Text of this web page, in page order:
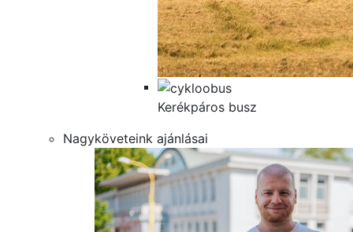
Kerékpáros busz
Nagyköveteink ajánlásai